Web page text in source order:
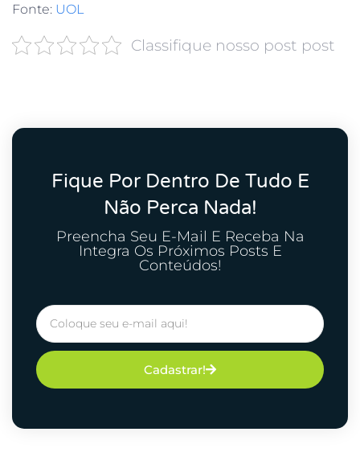
Fonte: UOL
Classifique nosso post post
Fique Por Dentro De Tudo E
Não Perca Nada!
Preencha Seu E-Mail E Receba Na
Integra Os Próximos Posts E
Conteúdos!
Cadastrar!